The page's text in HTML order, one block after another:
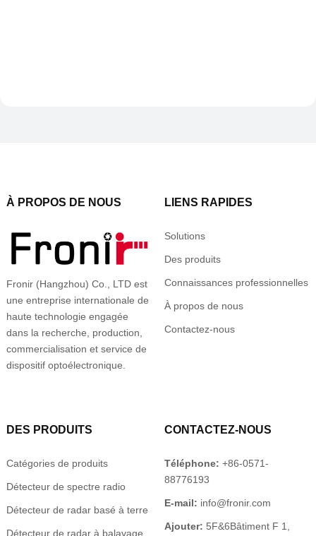
À PROPOS DE NOUS
Fronir (Hangzhou) Co., LTD est
une entreprise internationale de
haute technologie engagée
dans la recherche, production,
commercialisation et service de
dispositif optoélectronique.
LIENS RAPIDES
Solutions
Des produits
Connaissances professionnelles
À propos de nous
Contactez-nous
DES PRODUITS
Catégories de produits
Détecteur de spectre radio
Détecteur de radar basé à terre
Détecteur de radar à balayage
CONTACTEZ-NOUS
Téléphone: +86-0571-
88776193
E-mail: info@fronir.com
Ajouter: 5F&6Bâtiment F 1,